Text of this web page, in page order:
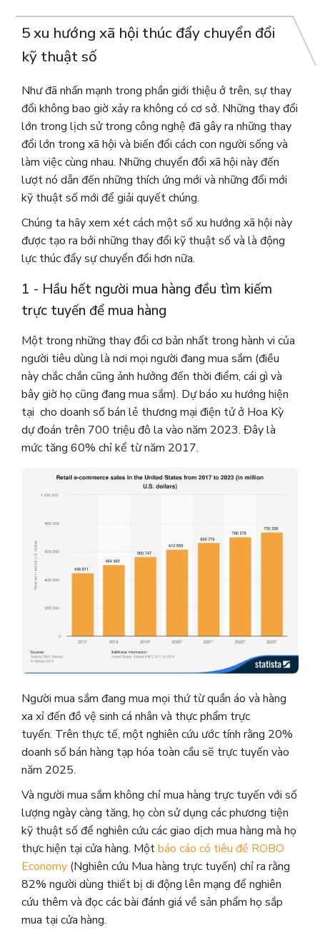
5 xu hướng xã hội thúc đẩy chuyển đổi
kỹ thuật số
Như đã nhấn mạnh trong phần giới thiệu ở trên, sự thay
đổi không bao giờ xảy ra không có cơ sở. Những thay đổi
lớn trong lịch sử trong công nghệ đã gây ra những thay
đổi lớn trong xã hội và biến đổi cách con người sống và
làm việc cùng nhau. Những chuyển đổi xã hội này đến
lượt nó dẫn đến những thích ứng mới và những đổi mới
kỹ thuật số mới để giải quyết chúng.
Chúng ta hãy xem xét cách một số xu hướng xã hội này
được tạo ra bởi những thay đổi kỹ thuật số và là động
lực thúc đẩy sự chuyển đổi hơn nữa.
1 - Hầu hết người mua hàng đều tìm kiếm
trực tuyến để mua hàng
Một trong những thay đổi cơ bản nhất trong hành vi của
người tiêu dùng là nơi mọi người đang mua sắm (điều
này chắc chắn cũng ảnh hưởng đến thời điểm, cái gì và
bây giờ họ cũng đang mua sắm). Dự báo xu hướng hiện
tại cho doanh số bán lẻ thương mại điện tử ở Hoa Kỳ
dự đoán trên 700 triệu đô la vào năm 2023. Đây là
mức tăng 60% chỉ kể từ năm 2017.
Người mua sắm đang mua mọi thứ từ quần áo và hàng
xa xỉ đến đồ vệ sinh cá nhân và thực phẩm trực
tuyến. Trên thực tế, một nghiên cứu ước tính rằng 20% ​​
doanh số bán hàng tạp hóa toàn cầu sẽ trực tuyến vào
năm 2025.
Và người mua sắm không chỉ mua hàng trực tuyến với số
lượng ngày càng tăng, họ còn sử dụng các phương tiện
kỹ thuật số để nghiên cứu các giao dịch mua hàng mà họ
thực hiện tại cửa hàng. Mộtbáo cáo có tiêu đề ROBO
Economy (Nghiên cứu Mua hàng trực tuyến) chỉ ra rằng
82% người dùng thiết bị di động lên mạng để nghiên
cứu thêm và đọc các bài đánh giá về sản phẩm họ sắp
mua tại cửa hàng.